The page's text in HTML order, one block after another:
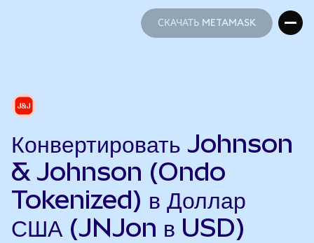
СКАЧАТЬ METAMASK
Конвертировать Johnson
& Johnson (Ondo
Tokenized) в Доллар
США (JNJon в USD)